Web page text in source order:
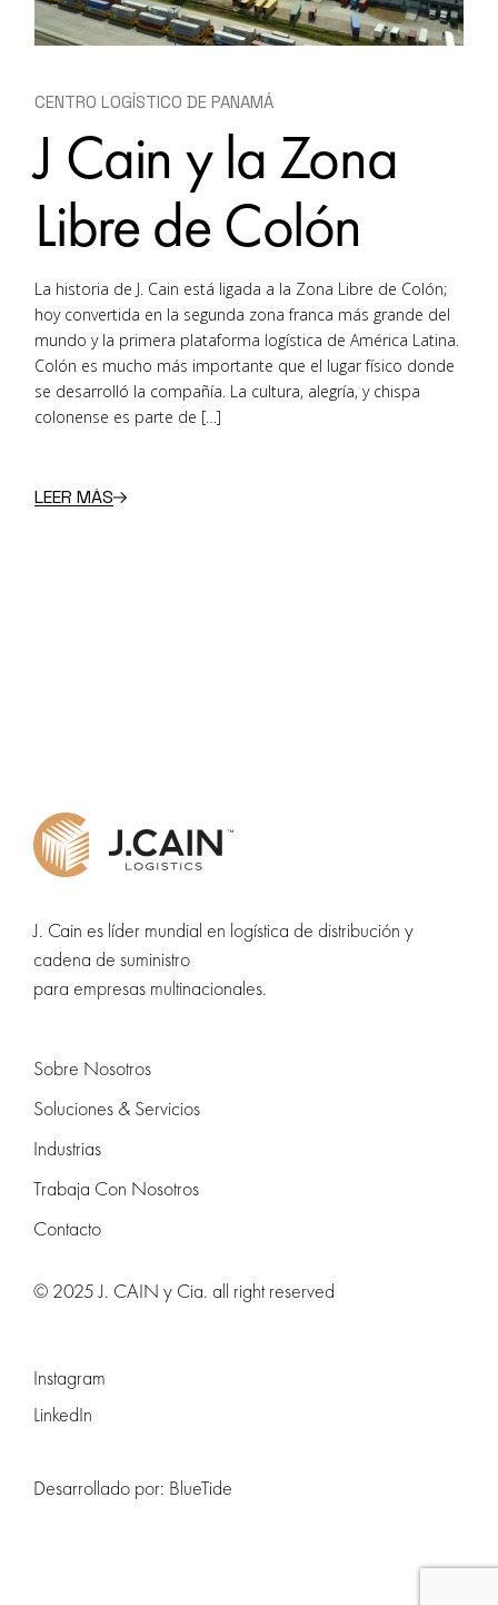
CENTRO LOGÍSTICO DE PANAMÁ
J Cain y la Zona
Libre de Colón
La historia de J. Cain está ligada a la Zona Libre de Colón;
hoy convertida en la segunda zona franca más grande del
mundo y la primera plataforma logística de América Latina.
Colón es mucho más importante que el lugar físico donde
se desarrolló la compañía. La cultura, alegría, y chispa
colonense es parte de […]
LEER MÁS
J. Cain es líder mundial en logística de distribución y
cadena de suministro
para empresas multinacionales.
Sobre Nosotros
Soluciones & Servicios
Industrias
Trabaja Con Nosotros
Contacto
© 2025 J. CAIN y Cia. all right reserved
Instagram
LinkedIn
Desarrollado por: BlueTide